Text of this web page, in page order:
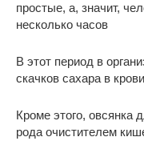
простые, а, значит,
несколько часов
В этот период в
скачков сахара в
Кроме этого, овсянка
рода очистителем